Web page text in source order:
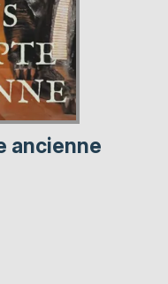
ancienne